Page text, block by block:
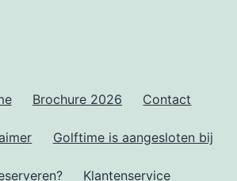
Brochure 2026 Contact
Golftime is aangesloten bij
Klantenservice